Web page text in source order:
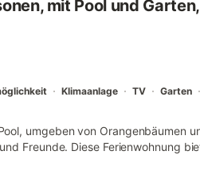
und
im Süden von Mallorca, wie
mit Pool und
Klimaanlage TV Garten
umgeben von Orangenbäumen
Freunde. Diese Ferienwohnung
befinden sich Essbereiche im